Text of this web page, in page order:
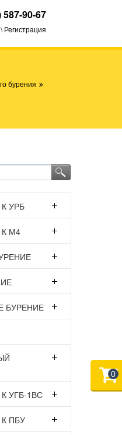
587-90-67
Регистрация
бурения
УРБ
М4
БУРЕНИЕ
УГБ-1ВС
ПБУ
0